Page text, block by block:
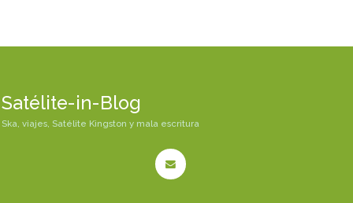
Satélite-in-Blog
Ska, viajes, Satélite Kingston y mala escritura